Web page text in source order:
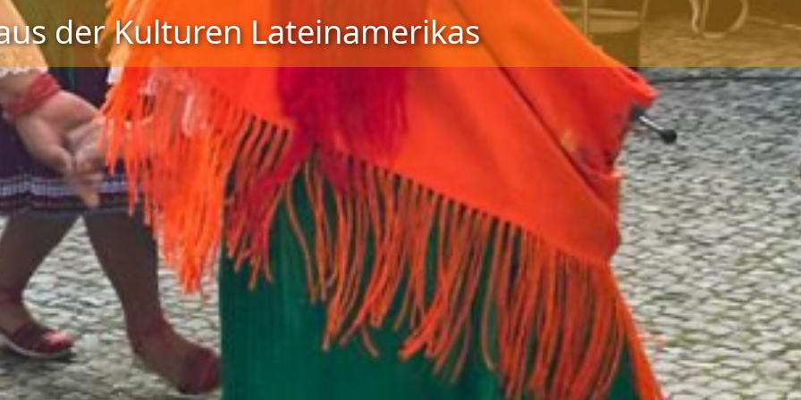
der Kulturen Lateinamerikas